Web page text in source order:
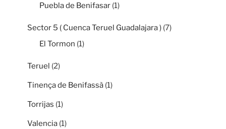
Puebla de Benifasar (1)
Sector 5 ( Cuenca Teruel Guadalajara ) (7)
El Tormon (1)
Teruel (2)
Tinença de Benifassà (1)
Torrijas (1)
Valencia (1)